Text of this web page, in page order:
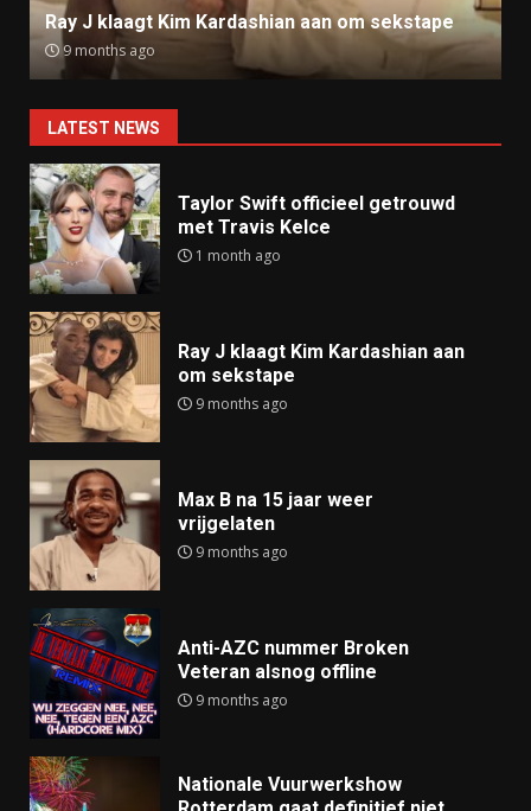
Ray J klaagt Kim Kardashian aan om sekstape
9 months ago
LATEST NEWS
Taylor Swift officieel getrouwd
met Travis Kelce
1 month ago
Ray J klaagt Kim Kardashian aan
om sekstape
9 months ago
Max B na 15 jaar weer
vrijgelaten
9 months ago
Anti-AZC nummer Broken
Veteran alsnog offline
9 months ago
Nationale Vuurwerkshow